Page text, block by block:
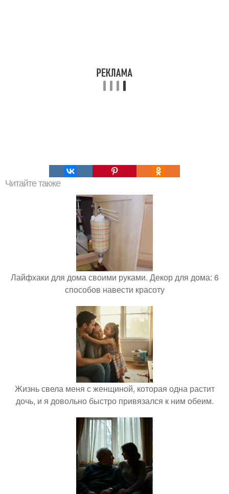
Читайте также
Лайфхаки для дома своими руками. Декор для дома: 6
способов навести красоту
Жизнь свела меня с женщиной, которая одна растит
дочь, и я довольно быстро привязался к ним обеим.